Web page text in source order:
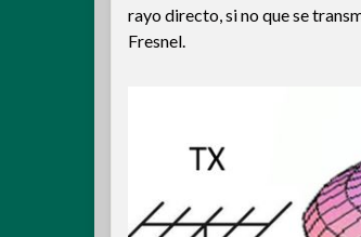
rayo directo, si no que se
Fresnel.